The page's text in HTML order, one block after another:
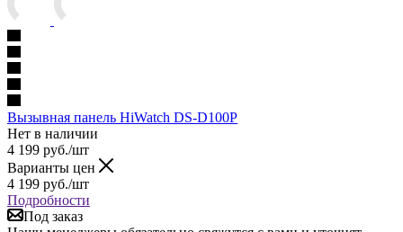
Вызывная панель HiWatch DS-D100P
Нет в наличии
4 199 руб./шт
Варианты цен
4 199 руб./шт
Подробности
Под заказ